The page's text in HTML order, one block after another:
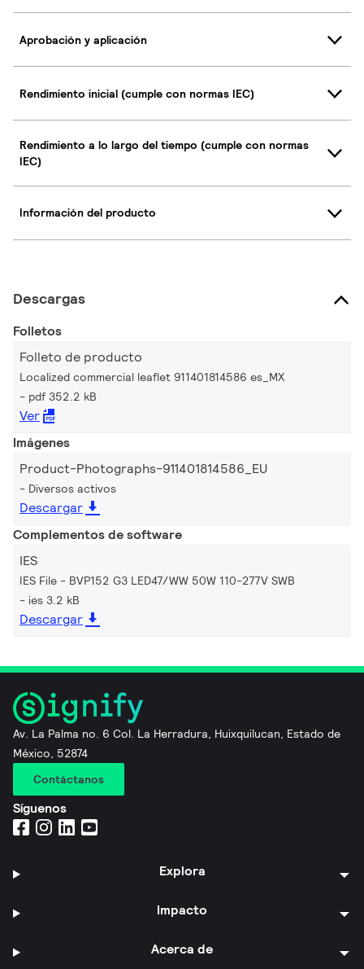
Aprobación y aplicación
Rendimiento inicial (cumple con normas IEC)
Rendimiento a lo largo del tiempo (cumple con normas
IEC)
Información del producto
Descargas
Folletos
Folleto de producto
Localized commercial leaflet 911401814586 es_MX
pdf 352.2 kB
Ver
Imágenes
Product-Photographs-911401814586_EU
Diversos activos
Descargar
Complementos de software
IES
IES File - BVP152 G3 LED47/WW 50W 110-277V SWB
ies 3.2 kB
Descargar
Av. La Palma no. 6 Col. La Herradura, Huixquilucan, Estado de
México, 52874
Contáctanos
Síguenos
Explora
Impacto
Acerca de